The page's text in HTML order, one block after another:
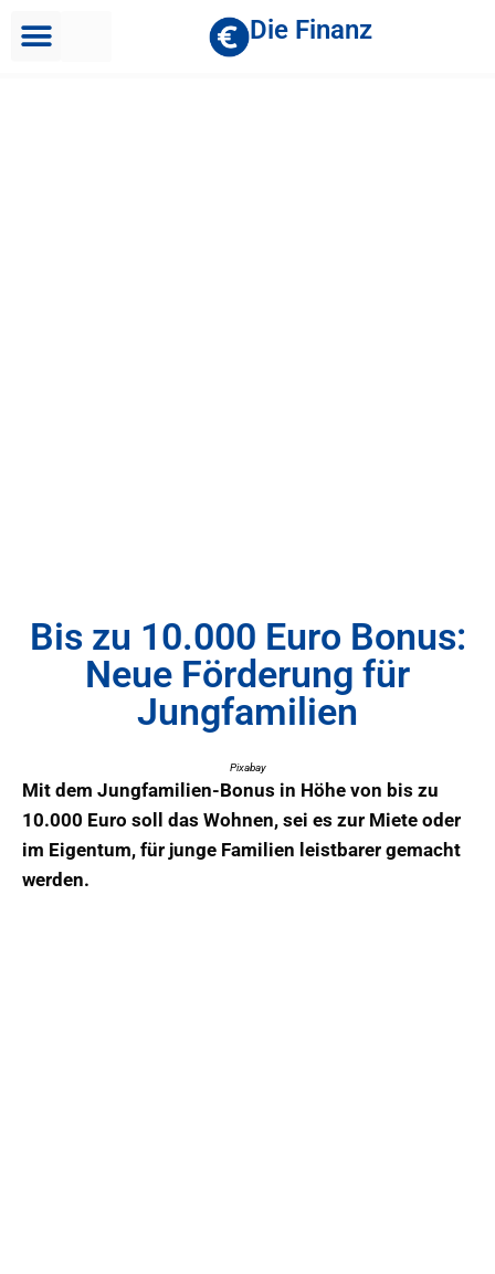
Die Finanz
Bis zu 10.000 Euro Bonus:
Neue Förderung für
Jungfamilien
Pixabay
Mit dem Jungfamilien-Bonus in Höhe von bis zu
10.000 Euro soll das Wohnen, sei es zur Miete oder
im Eigentum, für junge Familien leistbarer gemacht
werden.